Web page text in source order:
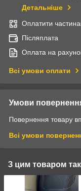
Детальніше
Оплатити
Післяплата
Оплата на
Всі умови оплати
Умови
Повернення товару
Всі умови
З цим товаром